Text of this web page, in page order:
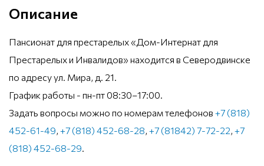
Описание
Пансионат для престарелых «Дом-Интернат для
Престарелых и Инвалидов» находится в Северодвинске
по адресу ул. Мира, д. 21.
График работы - пн-пт 08:30–17:00.
Задать вопросы можно по номерам телефонов +7 (818)
452-61-49, +7 (818) 452-68-28, +7 (81842) 7-72-22, +7
(818) 452-68-29